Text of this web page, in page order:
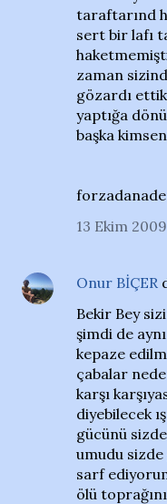
taraftarınd
sert bir lafı
zaman
gözardı
yaptığa
başka
13 Ekim
Onur BİÇER
Bekir Bey
şimdi de
kepaze
çabalar
karşı
diyebilecek
gücünü
umudu
sarf
ölü